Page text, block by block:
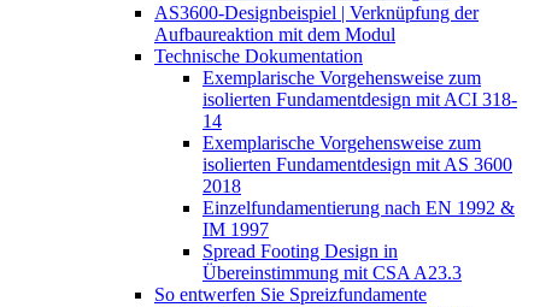
AS3600-Designbeispiel | Verknüpfung der
Aufbaureaktion mit dem Modul
Technische Dokumentation
Exemplarische Vorgehensweise zum
isolierten Fundamentdesign mit ACI 318-
14
Exemplarische Vorgehensweise zum
isolierten Fundamentdesign mit AS 3600
2018
Einzelfundamentierung nach EN 1992 &
IM 1997
Spread Footing Design in
Übereinstimmung mit CSA A23.3
So entwerfen Sie Spreizfundamente